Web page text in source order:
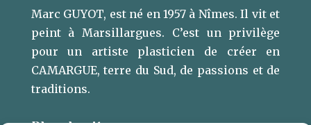
Marc GUYOT, est né en 1957 à Nîmes. Il vit et
peint à Marsillargues. ​C’est un privilège
pour un artiste plasticien de créer en
CAMARGUE, terre du Sud, de passions et de
traditions.